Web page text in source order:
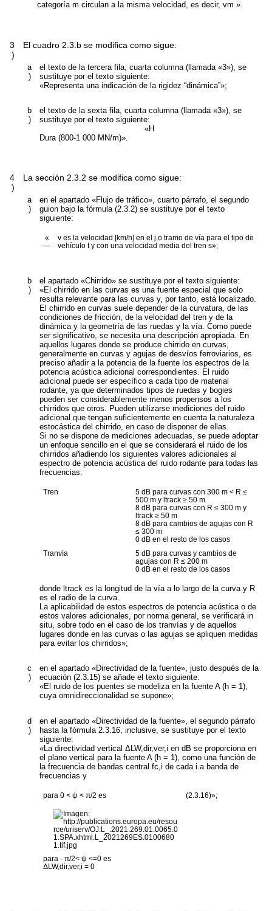
categoría m circulan a la misma velocidad, es decir, vm ».
3
)
El cuadro 2.3.b se modifica como sigue:
a
)
el texto de la tercera fila, cuarta columna (llamada «3»), se
sustituye por el texto siguiente:
«Representa una indicación de la rigidez “dinámica”»;
b
)
el texto de la sexta fila, cuarta columna (llamada «3»), se
sustituye por el texto siguiente:
«H
Dura (800-1 000 MN/m)».
4
)
La sección 2.3.2 se modifica como sigue:
a
)
en el apartado «Flujo de tráfico», cuarto párrafo, el segundo
guion bajo la fórmula (2.3.2) se sustituye por el texto
siguiente:
«
—
ves la velocidad [km/h] en el j otramo de vía para el tipo de
vehículo ty con una velocidad media del tren s»;
b
)
el apartado «Chirrido» se sustituye por el texto siguiente:
«El chirrido en las curvas es una fuente especial que solo
resulta relevante para las curvas y, por tanto, está localizado.
El chirrido en curvas suele depender de la curvatura, de las
condiciones de fricción, de la velocidad del tren y de la
dinámica y la geometría de las ruedas y la vía. Como puede
ser significativo, se necesita una descripción apropiada. En
aquellos lugares donde se produce chirrido en curvas,
generalmente en curvas y agujas de desvíos ferroviarios, es
preciso añadir a la potencia de la fuente los espectros de la
potencia acústica adicional correspondientes. El ruido
adicional puede ser específico a cada tipo de material
rodante, ya que determinados tipos de ruedas y bogies
pueden ser considerablemente menos propensos a los
chirridos que otros. Pueden utilizarse mediciones del ruido
adicional que tengan suficientemente en cuenta la naturaleza
estocástica del chirrido, en caso de disponer de ellas.
Si no se dispone de mediciones adecuadas, se puede adoptar
un enfoque sencillo en el que se considerará el ruido de los
chirridos añadiendo los siguientes valores adicionales al
espectro de potencia acústica del ruido rodante para todas las
frecuencias.
Tren
5 dB para curvas con 300 m < R ≤
500 m y ltrack≥ 50 m
8 dB para curvas con R ≤ 300 m y
ltrack≥ 50 m
8 dB para cambios de agujas con R
≤ 300 m
0 dB en el resto de los casos
Tranvía
5 dB para curvas y cambios de
agujas con R ≤ 200 m
0 dB en el resto de los casos
donde l track es la longitud de la vía a lo largo de la curva y R
es el radio de la curva.
La aplicabilidad de estos espectros de potencia acústica o de
estos valores adicionales, por norma general, se verificará in
situ, sobre todo en el caso de los tranvías y de aquellos
lugares donde en las curvas o las agujas se apliquen medidas
para evitar los chirridos»;
c
)
en el apartado «Directividad de la fuente», justo después de la
ecuación (2.3.15) se añade el texto siguiente:
«El ruido de los puentes se modeliza en la fuente A (h = 1),
cuya omnidireccionalidad se supone»;
d
)
en el apartado «Directividad de la fuente», el segundo párrafo
hasta la fórmula 2.3.16, inclusive, se sustituye por el texto
siguiente:
«La directividad vertical ΔL W,dir,ver,i en dB se proporciona en
el plano vertical para la fuente A (h = 1), como una función de
la frecuencia de bandas central fc,i de cada i abanda de
frecuencias y
para 0 < ψ < π/2 es
para - π/2< ψ <=0 es
ΔL W,dir,ver,i = 0
(2.3.16)»;